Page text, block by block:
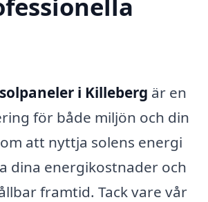
solpaneler i Killeberg är en
för både miljön och din
att nyttja solens energi
dina energikostnader och
framtid. Tack vare vår